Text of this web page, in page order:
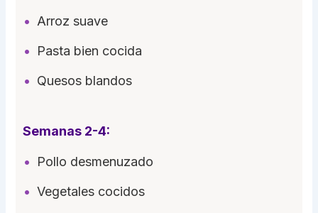
Arroz suave
Pasta bien cocida
Quesos blandos
Semanas 2-4:
Pollo desmenuzado
Vegetales cocidos